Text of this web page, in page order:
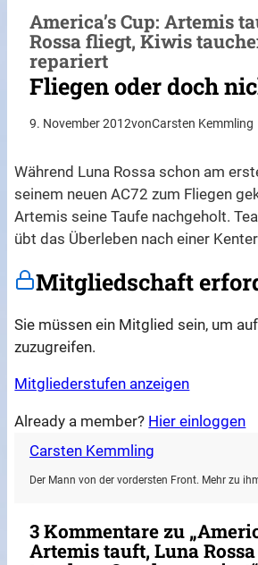
America’s Cup: Artemis
Rossa fliegt, Kiwis
repariert
Fliegen oder doch
9. November 2012vonCarsten Kemmling
Während Luna Rossa schon am
seinem neuen AC72 zum Fliegen
Artemis seine Taufe nachgeholt.
übt das Überleben nach einer
Mitgliedschaft
Sie müssen ein Mitglied sein, um
zuzugreifen.
Mitgliederstufen anzeigen
Already a member? Hier einloggen
Carsten Kemmling
Der Mann von der vordersten Front. Mehr zu
3 Kommentare zu
Artemis tauft, Luna